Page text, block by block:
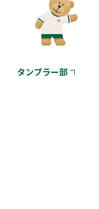
タンブラー部